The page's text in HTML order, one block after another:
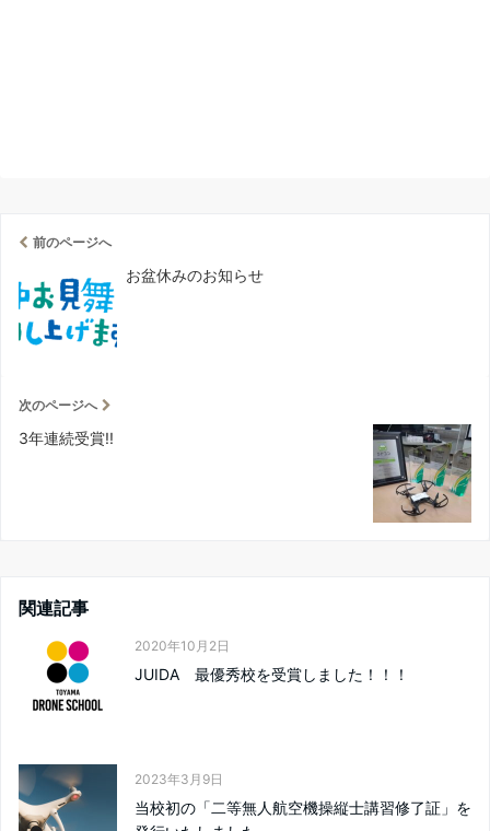
前のページへ
お盆休みのお知らせ
次のページへ
3年連続受賞!!
関連記事
2020年10月2日
JUIDA 最優秀校を受賞しました！！！
2023年3月9日
当校初の「二等無人航空機操縦士講習修了証」を